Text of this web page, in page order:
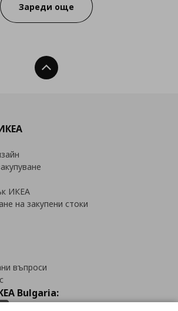
Зареди още
Нагоре
ИКЕА
на закупени стоки
въпроси
Bulgaria: